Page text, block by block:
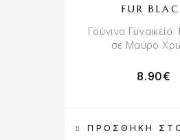
ΠΡΟΣΘΉΚΗ
FUR
Γούνινο
σε Μαύρο
8.90€